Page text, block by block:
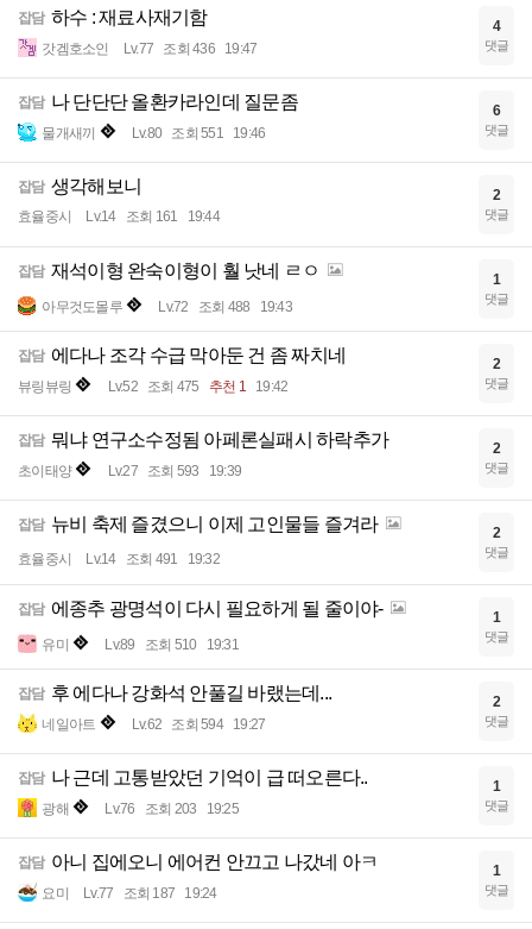
잡담 하수 : 재료사재기함
갓겜호소인 Lv.77 조회 436 19:47
4
댓글
잡담 나 단단단 올환카라인데 질문좀
물개새끼 Lv.80 조회 551 19:46
6
댓글
잡담 생각해보니
효율중시 Lv.14 조회 161 19:44
2
댓글
잡담 재석이형 완숙이형이 훨 낫네 ㄹㅇ
아무것도몰루 Lv.72 조회 488 19:43
1
댓글
잡담 에다나 조각 수급 막아둔 건 좀 짜치네
뷰링뷰링 Lv.52 조회 475 추천 1 19:42
2
댓글
잡담 뭐냐 연구소수정됨 아페론실패시 하락추가
초이태양 Lv.27 조회 593 19:39
2
댓글
잡담 뉴비 축제 즐겼으니 이제 고인물들 즐겨라
효율중시 Lv.14 조회 491 19:32
2
댓글
잡담 에종추 광명석이 다시 필요하게 될 줄이야-
유미 Lv.89 조회 510 19:31
1
댓글
잡담 후 에다나 강화석 안풀길 바랬는데...
네일아트 Lv.62 조회 594 19:27
2
댓글
잡담 나 근데 고통받았던 기억이 급 떠오른다..
광해 Lv.76 조회 203 19:25
1
댓글
잡담 아니 집에오니 에어컨 안끄고 나갔네 아ㅋ
요미 Lv.77 조회 187 19:24
1
댓글